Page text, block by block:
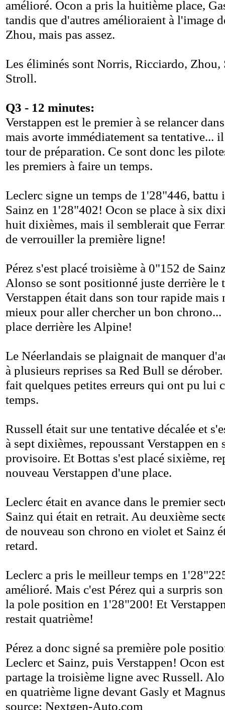
amélioré. Ocon a pris la huitième place,
tandis que d'autres amélioraient à l'image
Zhou, mais pas assez.
Les éliminés sont Norris, Ricciardo, Zhou,
Stroll.
Q3 - 12 minutes:
Verstappen est le premier à se relancer
mais avorte immédiatement sa tentative...
tour de préparation. Ce sont donc les
les premiers à faire un temps.
Leclerc signe un temps de 1'28"446, battu
Sainz en 1'28"402! Ocon se place à six
huit dixièmes, mais il semblerait que
de verrouiller la première ligne!
Pérez s'est placé troisième à 0"152 de
Alonso se sont positionné juste derrière le
Verstappen était dans son tour rapide mais
mieux pour aller chercher un bon
place derrière les Alpine!
Le Néerlandais se plaignait de manquer
à plusieurs reprises sa Red Bull se
fait quelques petites erreurs qui ont pu lui
temps.
Russell était sur une tentative décalée et
à sept dixièmes, repoussant Verstappen en
provisoire. Et Bottas s'est placé sixième,
nouveau Verstappen d'une place.
Leclerc était en avance dans le premier
Sainz qui était en retrait. Au deuxième
de nouveau son chrono en violet et Sainz
retard.
Leclerc a pris le meilleur temps en
amélioré. Mais c'est Pérez qui a surpris
la pole position en 1'28"200! Et
restait quatrième!
Pérez a donc signé sa première pole
Leclerc et Sainz, puis Verstappen! Ocon
partage la troisième ligne avec Russell.
en quatrième ligne devant Gasly et
source: Nextgen-Auto.com